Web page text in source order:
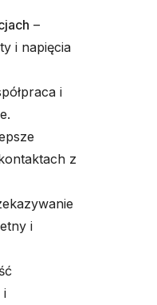
–
i napięcia
i
z
i
i